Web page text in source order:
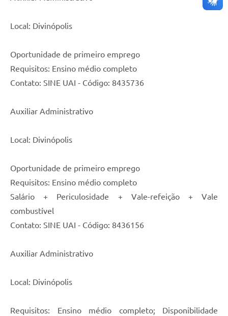
Local: Divinópolis
Oportunidade de primeiro emprego
Requisitos: Ensino médio completo
Contato: SINE UAI - Código: 8435736
Auxiliar Administrativo
Local: Divinópolis
Oportunidade de primeiro emprego
Requisitos: Ensino médio completo
Salário + Periculosidade + Vale-refeição + Vale
combustível
Contato: SINE UAI - Código: 8436156
Auxiliar Administrativo
Local: Divinópolis
Requisitos: Ensino médio completo; Disponibilidade